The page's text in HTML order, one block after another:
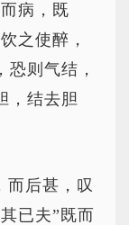
病，既
之使醉，
则气结，
，结去胆
而后甚，叹
已夫”既而